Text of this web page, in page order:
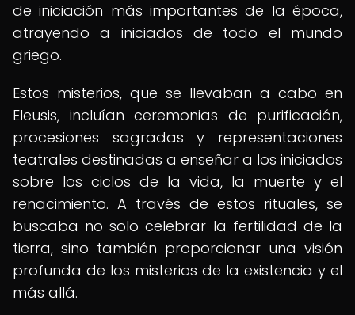
de iniciación más importantes de la época,
atrayendo a iniciados de todo el mundo
griego.
Estos misterios, que se llevaban a cabo en
Eleusis, incluían ceremonias de purificación,
procesiones sagradas y representaciones
teatrales destinadas a enseñar a los iniciados
sobre los ciclos de la vida, la muerte y el
renacimiento. A través de estos rituales, se
buscaba no solo celebrar la fertilidad de la
tierra, sino también proporcionar una visión
profunda de los misterios de la existencia y el
más allá.